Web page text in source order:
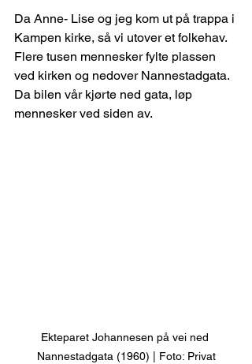
Da Anne- Lise og jeg kom ut på trappa i
Kampen kirke, så vi utover et folkehav.
Flere tusen mennesker fylte plassen
ved kirken og nedover Nannestadgata.
Da bilen vår kjørte ned gata, løp
mennesker ved siden av.
Ekteparet Johannesen på vei ned
Nannestadgata (1960) | Foto: Privat